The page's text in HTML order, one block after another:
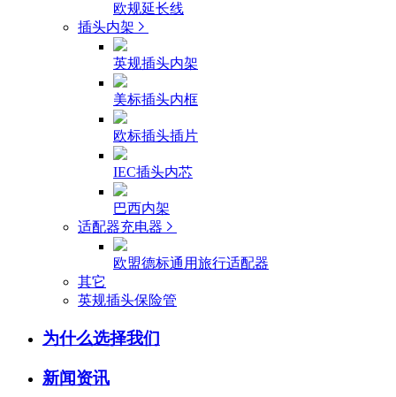
欧规延长线
插头内架
英规插头内架
美标插头内框
欧标插头插片
IEC插头内芯
巴西内架
适配器充电器
欧盟德标通用旅行适配器
其它
英规插头保险管
为什么选择我们
新闻资讯